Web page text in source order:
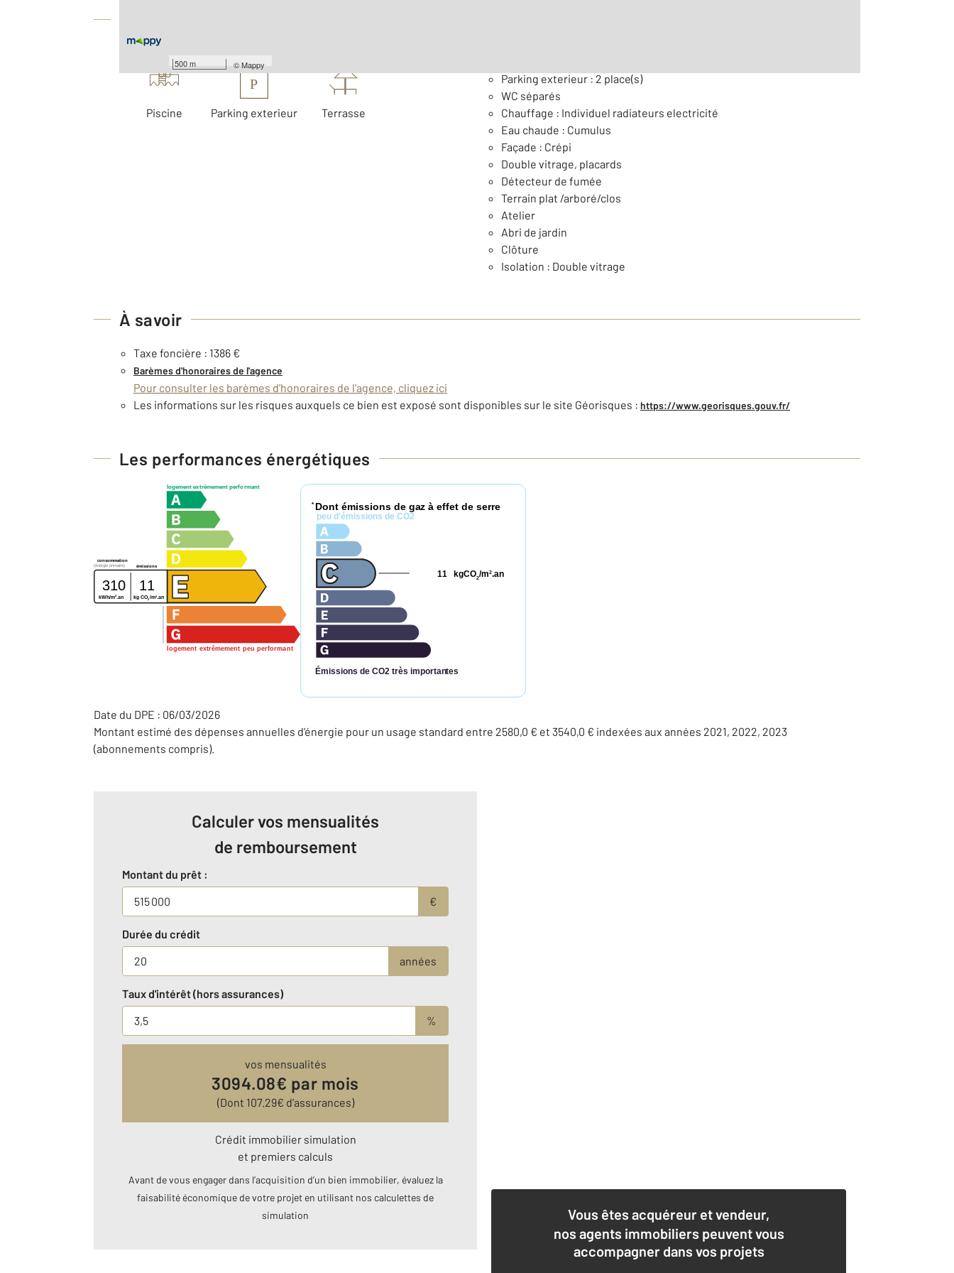
500 m ©Mappy
Piscine
P
Parking exterieur Terrasse
Parking exterieur : 2 place(s)
WC séparés
Chauffage : Individuel radiateurs electricité
Eau chaude : Cumulus
Façade : Crépi
Double vitrage, placards
Détecteur de fumée
Terrain plat /arboré/clos
Atelier
Abri de jardin
Clôture
Isolation : Double vitrage
À savoir
Taxe foncière : 1386 €
Barèmes d'honoraires de l'agence
Pour consulter les barèmes d'honoraires de l'agence, cliquez ici
Les informations sur les risques auxquels ce bien est exposé sont disponibles sur le site Géorisques : https://www.georisques.gouv.fr/
Les performances énergétiques
logement extrêmement performant
logement extrêmement peu performant
consommation
émissions
(énergie primaire)
310 11
kWh/m2 .an kg CO2/m2 .an
* Dont émissions de gaz à effet de serre
peu d'émissions de CO2
Émissions de CO2 très importantes
kgCO2/m2.an
11
Date du DPE : 06/03/2026
Montant estimé des dépenses annuelles d'énergie pour un usage standard entre 2580,0 € et 3540,0 € indexées aux années 2021, 2022, 2023
(abonnements compris).
Calculer vos mensualités
de remboursement
Montant du prêt :
€
Durée du crédit
années
Taux d'intérêt (hors assurances)
%
vos mensualités
3094.08€ par mois
(Dont 107.29€ d’assurances)
Crédit immobilier simulation
et premiers calculs
Avant de vous engager dans l’acquisition d’un bien immobilier, évaluez la
faisabilité économique de votre projet en utilisant nos calculettes de
simulation
Vous êtes acquéreur et vendeur,
nos agents immobiliers peuvent vous
accompagner dans vos projets